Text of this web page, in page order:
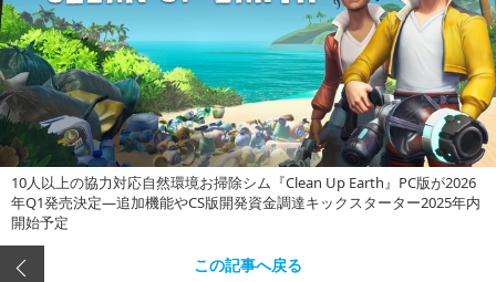
10人以上の協力対応自然環境お掃除シム『Clean Up Earth』PC版が2026
年Q1発売決定―追加機能やCS版開発資金調達キックスターター2025年内
開始予定
この記事へ戻る